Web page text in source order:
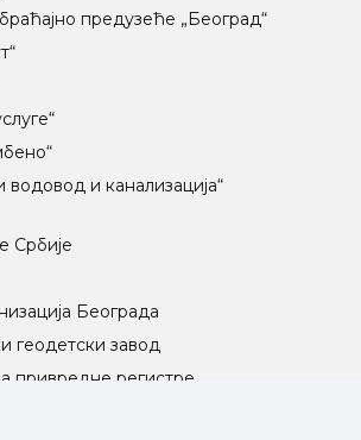
предузеће „Београд“
и канализација“
Србије
Београда
геодетски завод
привредне регистре